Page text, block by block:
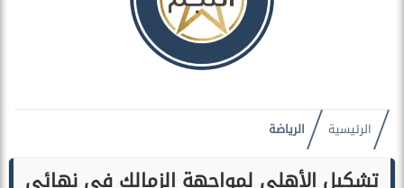
الرئيسية الرياضة